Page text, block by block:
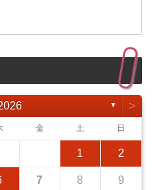
▼ >
金 土 日
1 2
7 8 9